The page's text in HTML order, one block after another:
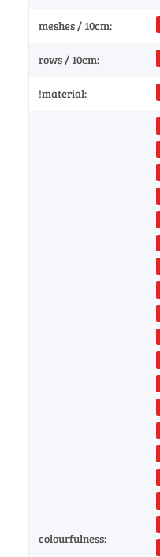
meshes / 10cm:
rows / 10cm:
!material:
colourfulness: